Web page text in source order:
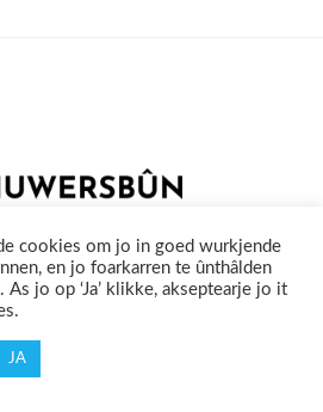
Skriuwersboun.nl
cookies om jo in goed wurkjende
en jo foarkarren te ûnthâlden
jo op ‘Ja’ klikke, akseptearje jo it
JA